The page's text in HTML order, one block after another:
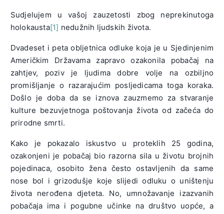
Sudjelujem u vašoj zauzetosti zbog neprekinutoga
holokausta[1] nedužnih ljudskih života.
Dvadeset i peta obljetnica odluke koja je u Sjedinjenim
Američkim Državama zapravo ozakonila pobačaj na
zahtjev, poziv je ljudima dobre volje na ozbiljno
promišljanje o razarajućim posljedicama toga koraka.
Došlo je doba da se iznova zauzmemo za stvaranje
kulture bezuvjetnoga poštovanja života od začeća do
prirodne smrti.
Kako je pokazalo iskustvo u proteklih 25 godina,
ozakonjeni je pobačaj bio razorna sila u životu brojnih
pojedinaca, osobito žena često ostavljenih da same
nose bol i grizodušje koje slijedi odluku o uništenju
života nerođena djeteta. No, umnožavanje izazvanih
pobačaja ima i pogubne učinke na društvo uopće, a